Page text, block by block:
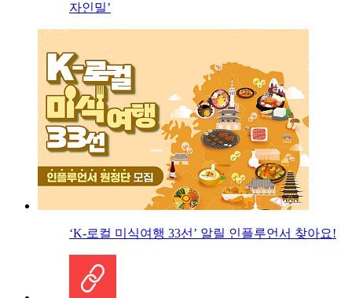
자인밀’
‘K-로컬 미식여행 33선’ 알릴 인플루언서 찾아요!